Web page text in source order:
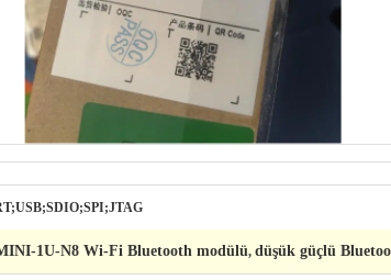
1U-N8 Wi-Fi Bluetooth modülü, düşük güçlü